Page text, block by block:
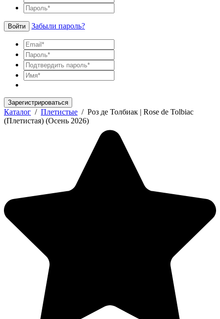
Войти Забыли пароль?
Зарегистрироваться
Каталог / Плетистые / Роз де Толбиак | Rose de Tolbiac
(Плетистая) (Осень 2026)